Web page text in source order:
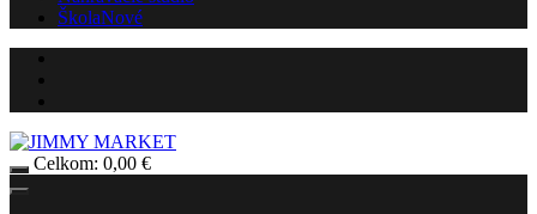
ŠkolaNové
Celkom: 0,00 €